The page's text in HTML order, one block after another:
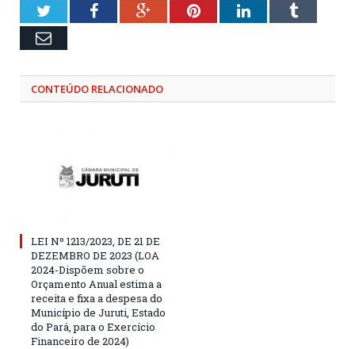
TwitterFacebookGoogle+PinterestLinkedInTumblr
Email
CONTEÚDO RELACIONADO
LEI Nº 1213/2023, DE 21 DE
DEZEMBRO DE 2023 (LOA
2024-Dispõem sobre o
Orçamento Anual estima a
receita e fixa a despesa do
Município de Juruti, Estado
do Pará, para o Exercício
Financeiro de 2024)